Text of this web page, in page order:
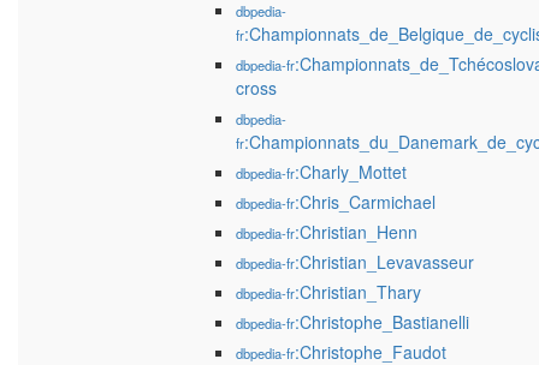
dbpedia-
fr
dbpedia-fr
cross
dbpedia-
fr
dbpedia-fr:Charly_Mottet
dbpedia-fr:Chris_Carmichael
dbpedia-fr:Christian_Henn
dbpedia-fr:Christian_Levavasseur
dbpedia-fr:Christian_Thary
dbpedia-fr:Christophe_Bastianelli
dbpedia-fr:Christophe_Faudot